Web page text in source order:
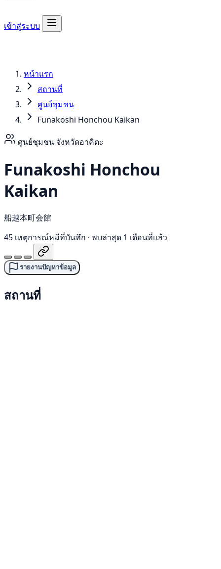
เข้าสู่ระบบ
หน้าแรก
สถานที่
ศูนย์ชุมชน
Funakoshi Honchou Kaikan
ศูนย์ชุมชน จังหวัดอาคิตะ
Funakoshi Honchou
Kaikan
船越本町会館
45 เหตุการณ์หมีที่บันทึก · พบล่าสุด 1 เดือนที่แล้ว
รายงานปัญหาข้อมูล
สถานที่